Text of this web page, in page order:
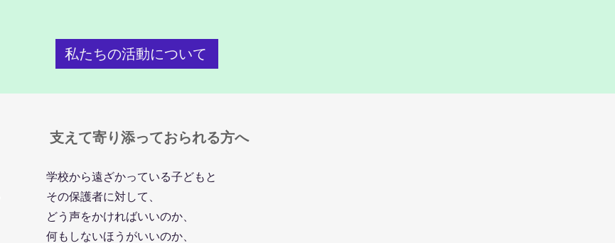
私たちの活動について
​支えて寄り添っておられる方へ
学校から遠ざかっている子どもと
その保護者に対して、
どう声をかければいいのか、
何もしないほうがいいのか、